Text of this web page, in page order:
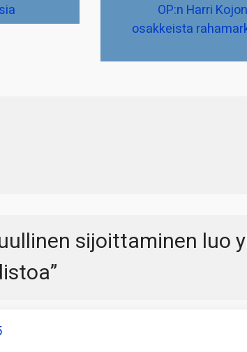
OP:n Harri
osakkeista
sijoittaminen luo
”